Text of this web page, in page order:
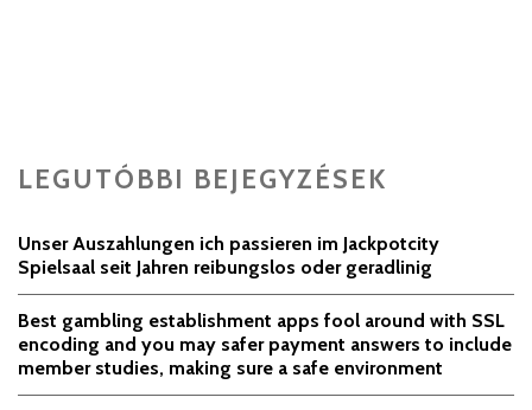
LEGUTÓBBI BEJEGYZÉSEK
Unser Auszahlungen ich passieren im Jackpotcity
Spielsaal seit Jahren reibungslos oder geradlinig
Best gambling establishment apps fool around with SSL
encoding and you may safer payment answers to include
member studies, making sure a safe environment